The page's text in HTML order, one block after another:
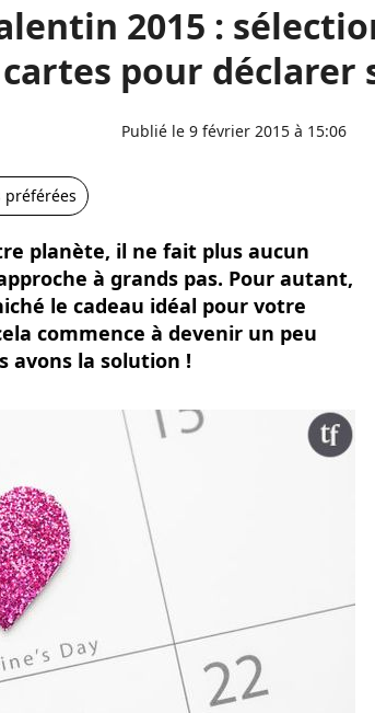
2015 :
pour déclarer
Publié le 9 février 2015 à 15:06
préférées
planète, il ne fait plus aucun
à grands pas. Pour autant,
le cadeau idéal pour votre
commence à devenir un peu
avons la solution !